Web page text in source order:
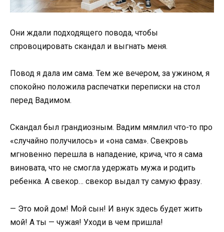
Они ждали подходящего повода, чтобы
спровоцировать скандал и выгнать меня.
Повод я дала им сама. Тем же вечером, за ужином, я
спокойно положила распечатки переписки на стол
перед Вадимом.
Скандал был грандиозным. Вадим мямлил что-то про
«случайно получилось» и «она сама». Свекровь
мгновенно перешла в нападение, крича, что я сама
виновата, что не смогла удержать мужа и родить
ребенка. А свекор… свекор выдал ту самую фразу.
— Это мой дом! Мой сын! И внук здесь будет жить
мой! А ты — чужая! Уходи в чем пришла!